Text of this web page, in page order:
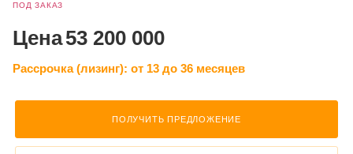
ПОД ЗАКАЗ
Цена53 200 000
Рассрочка (лизинг): от 13 до 36 месяцев
ПОЛУЧИТЬ ПРЕДЛОЖЕНИЕ